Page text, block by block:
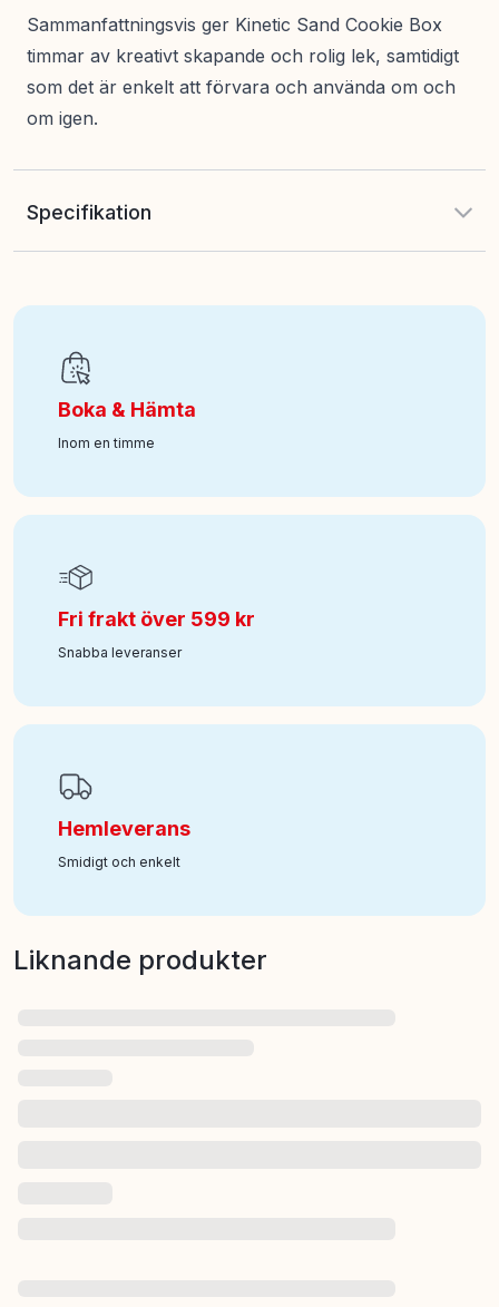
Sammanfattningsvis ger Kinetic Sand Cookie Box
timmar av kreativt skapande och rolig lek, samtidigt
som det är enkelt att förvara och använda om och
om igen.
Specifikation
Art nr:118-6071549
Boka & Hämta
Inom en timme
Fri frakt över 599 kr
Snabba leveranser
Hemleverans
Smidigt och enkelt
Liknande produkter